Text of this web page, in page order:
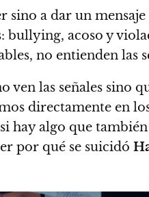
sino a dar un
bullying, acoso y
no entienden las
las señales sino
directamente en
hay algo que también
por qué se suicidó